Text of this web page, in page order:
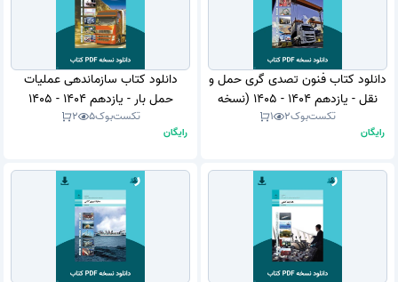
دانلود کتاب فنون تصدی گری حمل و
نقل - یازدهم 1404 - 1405 (نسخه
PDF)
تکست‌بوک2
1
رایگان
دانلود کتاب سازماندهی عملیات
حمل بار - یازدهم 1404 - 1405
(نسخه PDF)
تکست‌بوک5
2
رایگان